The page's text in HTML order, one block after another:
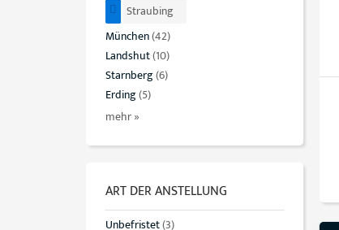
Straubing
München(42)
Landshut(10)
Starnberg(6)
Erding(5)
mehr »
ART DER ANSTELLUNG
Unbefristet(3)